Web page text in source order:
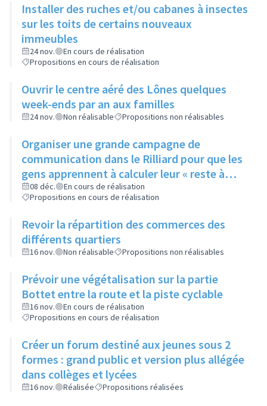
Installer des ruches et/ou cabanes à insectes
sur les toits de certains nouveaux
immeubles
24 nov.
En cours de réalisation
Propositions en cours de réalisation
Ouvrir le centre aéré des Lônes quelques
week-ends par an aux familles
24 nov. Non réalisable Propositions non réalisables
Organiser une grande campagne de
communication dans le Rilliard pour que les
gens apprennent à calculer leur « reste à
vivre »
08 déc.
En cours de réalisation
Propositions en cours de réalisation
Revoir la répartition des commerces des
différents quartiers
16 nov. Non réalisable Propositions non réalisables
Prévoir une végétalisation sur la partie
Bottet entre la route et la piste cyclable
16 nov.
En cours de réalisation
Propositions en cours de réalisation
Créer un forum destiné aux jeunes sous 2
formes : grand public et version plus allégée
dans collèges et lycées
16 nov. Réalisée Propositions réalisées